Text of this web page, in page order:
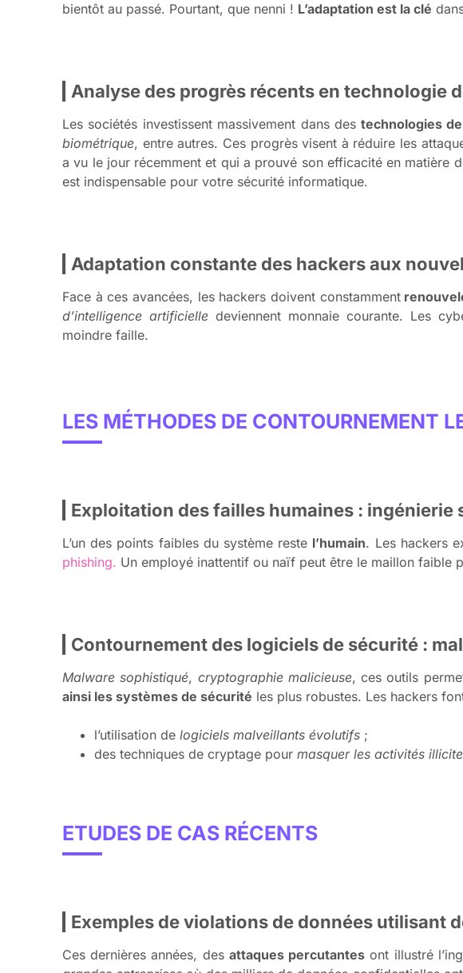
bientôt au passé. Pourtant, que nenni ! L’adaptation est la clé
Analyse des progrès récents en technologie
Les sociétés investissent massivement dans des technologies
biométrique, entre autres. Ces progrès visent à réduire les
a vu le jour récemment et qui a prouvé son efficacité en matière
est indispensable pour votre sécurité informatique.
Adaptation constante des hackers aux
Face à ces avancées, les hackers doivent constamment
d’intelligence artificielledeviennent monnaie courante. Les
moindre faille.
LES MÉTHODES DE CONTOURNEMENT
Exploitation des failles humaines : ingénierie
L’un des points faibles du système reste l’humain. Les hackers
phishing. Un employé inattentif ou naïf peut être le maillon faible
Contournement des logiciels de sécurité :
Malware sophistiqué, cryptographie malicieuse, ces outils
ainsi les systèmes de sécurité les plus robustes. Les hackers
l’utilisation de logiciels malveillants évolutifs ;
des techniques de cryptage pour masquer les activités
ETUDES DE CAS RÉCENTS
Exemples de violations de données utilisant
Ces dernières années, des attaques percutantes ont illustré